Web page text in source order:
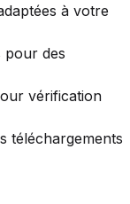
à votre
pour des
vérification
téléchargements